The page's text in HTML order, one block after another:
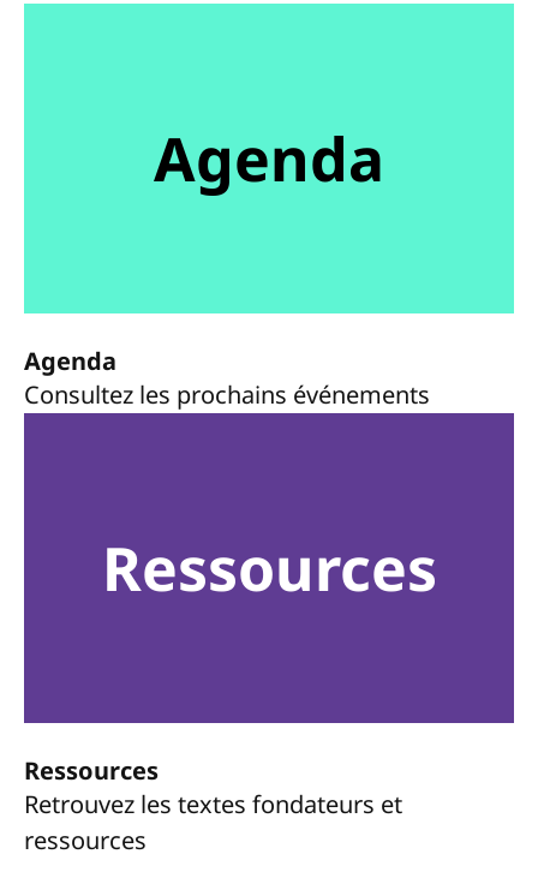
Agenda
Agenda
Consultez les prochains événements
Ressources
Ressources
Retrouvez les textes fondateurs et
ressources